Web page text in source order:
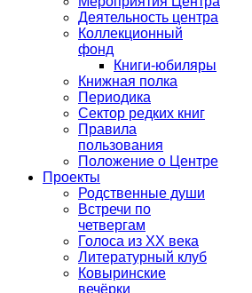
Деятельность центра
Коллекционный
фонд
Книги-юбиляры
Книжная полка
Периодика
Сектор редких книг
Правила
пользования
Положение о Центре
Проекты
Родственные души
Встречи по
четвергам
Голоса из ХХ века
Литературный клуб
Ковыринские
вечёрки